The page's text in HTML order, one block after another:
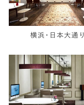
横浜・日本大通り